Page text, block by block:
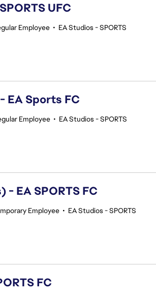
UFC
Employee • EA Studios - SPORTS
EA Sports FC
Employee • EA Studios - SPORTS
EA SPORTS FC
Employee • EA Studios - SPORTS
FC